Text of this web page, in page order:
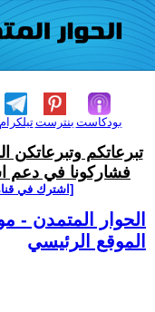
تيلكرامبنترست بودكاست
تبرعاتكم وتبرعاتكن
فشاركونا في دعم
[اشترك في
الحوار المتمدن -
الموقع الرئيسي